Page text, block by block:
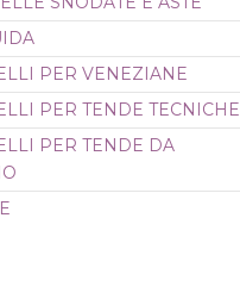
PER VENEZIANE
PER TENDE TECNICHE
PER TENDE DA